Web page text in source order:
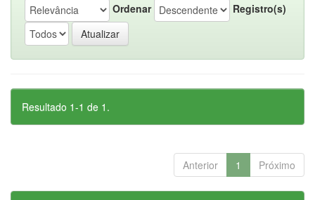
Ordenar
Registro(s)
Resultado 1-1 de 1.
Anterior 1 Próximo